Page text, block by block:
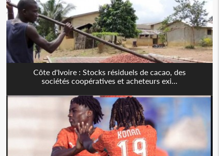
Côte d'Ivoire : Stocks résiduels de cacao, des
sociétés coopératives et acheteurs exi...